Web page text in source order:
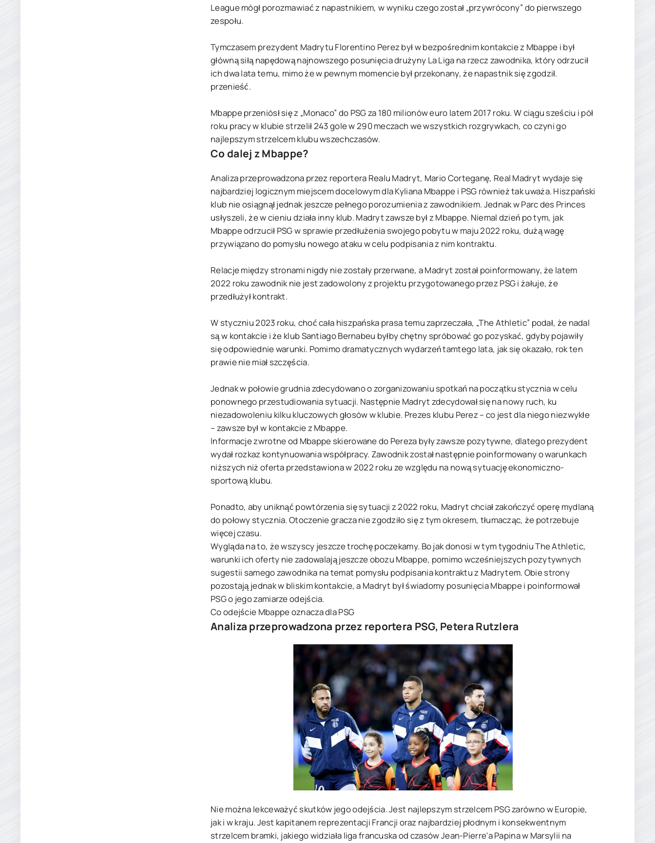
League mógł porozmawiać z napastnikiem, w wyniku czego został „przywrócony” do pierwszego
zespołu.
Tymczasem prezydent Madrytu Florentino Perez był w bezpośrednim kontakcie z Mbappe i był
główną siłą napędową najnowszego posunięcia drużyny La Liga na rzecz zawodnika, który odrzucił
ich dwa lata temu, mimo że w pewnym momencie był przekonany, że napastnik się zgodził.
przenieść.
Mbappe przeniósł się z „Monaco” do PSG za 180 milionów euro latem 2017 roku. W ciągu sześciu i pół
roku pracy w klubie strzelił 243 gole w 290 meczach we wszystkich rozgrywkach, co czyni go
najlepszym strzelcem klubu wszechczasów.
Co dalej z Mbappe?
Analiza przeprowadzona przez reportera Realu Madryt, Mario Corteganę, Real Madryt wydaje się
najbardziej logicznym miejscem docelowym dla Kyliana Mbappe i PSG również tak uważa. Hiszpański
klub nie osiągnął jednak jeszcze pełnego porozumienia z zawodnikiem. Jednak w Parc des Princes
usłyszeli, że w cieniu działa inny klub. Madryt zawsze był z Mbappe. Niemal dzień po tym, jak
Mbappe odrzucił PSG w sprawie przedłużenia swojego pobytu w maju 2022 roku, dużą wagę
przywiązano do pomysłu nowego ataku w celu podpisania z nim kontraktu.
Relacje między stronami nigdy nie zostały przerwane, a Madryt został poinformowany, że latem
2022 roku zawodnik nie jest zadowolony z projektu przygotowanego przez PSG i żałuje, że
przedłużył kontrakt.
W styczniu 2023 roku, choć cała hiszpańska prasa temu zaprzeczała, „The Athletic” podał, że nadal
są w kontakcie i że klub Santiago Bernabeu byłby chętny spróbować go pozyskać, gdyby pojawiły
się odpowiednie warunki. Pomimo dramatycznych wydarzeń tamtego lata, jak się okazało, rok ten
prawie nie miał szczęścia.
Jednak w połowie grudnia zdecydowano o zorganizowaniu spotkań na początku stycznia w celu
ponownego przestudiowania sytuacji. Następnie Madryt zdecydował się na nowy ruch, ku
niezadowoleniu kilku kluczowych głosów w klubie. Prezes klubu Perez – co jest dla niego niezwykłe
– zawsze był w kontakcie z Mbappe.
Informacje zwrotne od Mbappe skierowane do Pereza były zawsze pozytywne, dlatego prezydent
wydał rozkaz kontynuowania współpracy. Zawodnik został następnie poinformowany o warunkach
niższych niż oferta przedstawiona w 2022 roku ze względu na nową sytuację ekonomiczno-
sportową klubu.
Ponadto, aby uniknąć powtórzenia się sytuacji z 2022 roku, Madryt chciał zakończyć operę mydlaną
do połowy stycznia. Otoczenie gracza nie zgodziło się z tym okresem, tłumacząc, że potrzebuje
więcej czasu.
Wygląda na to, że wszyscy jeszcze trochę poczekamy. Bo jak donosi w tym tygodniu The Athletic,
warunki ich oferty nie zadowalają jeszcze obozu Mbappe, pomimo wcześniejszych pozytywnych
sugestii samego zawodnika na temat pomysłu podpisania kontraktu z Madrytem. Obie strony
pozostają jednak w bliskim kontakcie, a Madryt był świadomy posunięcia Mbappe i poinformował
PSG o jego zamiarze odejścia.
Co odejście Mbappe oznacza dla PSG
Analiza przeprowadzona przez reportera PSG, Petera Rutzlera
Nie można lekceważyć skutków jego odejścia. Jest najlepszym strzelcem PSG zarówno w Europie,
jak i w kraju. Jest kapitanem reprezentacji Francji oraz najbardziej płodnym i konsekwentnym
strzelcem bramki, jakiego widziała liga francuska od czasów Jean-Pierre'a Papina w Marsylii na